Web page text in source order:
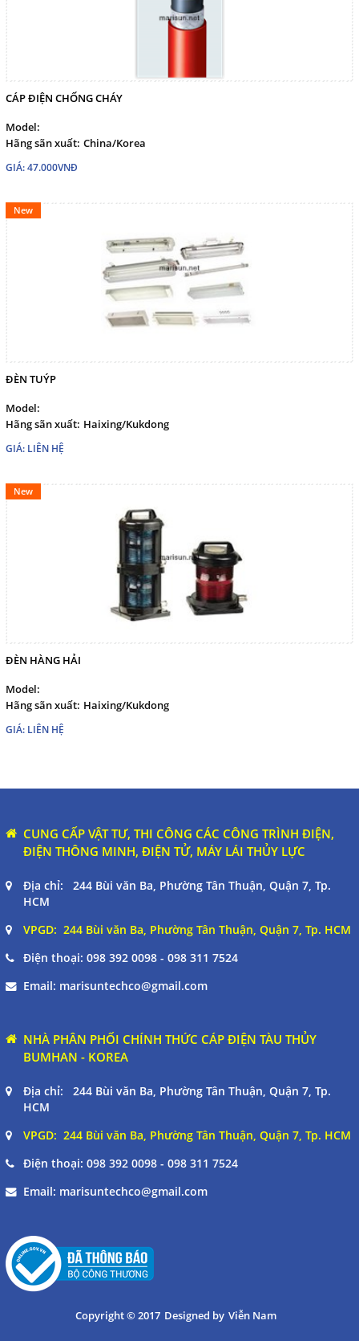
CÁP ĐIỆN CHỐNG CHÁY
Model:
Hãng sãn xuất: China/Korea
GIÁ: 47.000VNĐ
New
ĐÈN TUÝP
Model:
Hãng sãn xuất: Haixing/Kukdong
GIÁ: LIÊN HỆ
New
ĐÈN HÀNG HẢI
Model:
Hãng sãn xuất: Haixing/Kukdong
GIÁ: LIÊN HỆ
CUNG CẤP VẬT TƯ, THI CÔNG CÁC CÔNG TRÌNH ĐIỆN,
ĐIỆN THÔNG MINH, ĐIỆN TỬ, MÁY LÁI THỦY LỰC
Địa chỉ: 244 Bùi văn Ba, Phường Tân Thuận, Quận 7, Tp.
HCM
VPGD: 244 Bùi văn Ba, Phường Tân Thuận, Quận 7, Tp. HCM
Điện thoại: 098 392 0098 - 098 311 7524
Email: marisuntechco@gmail.com
NHÀ PHÂN PHỐI CHÍNH THỨC CÁP ĐIỆN TÀU THỦY
BUMHAN - KOREA
Địa chỉ: 244 Bùi văn Ba, Phường Tân Thuận, Quận 7, Tp.
HCM
VPGD: 244 Bùi văn Ba, Phường Tân Thuận, Quận 7, Tp. HCM
Điện thoại: 098 392 0098 - 098 311 7524
Email: marisuntechco@gmail.com
Copyright © 2017 Designed by Viễn Nam